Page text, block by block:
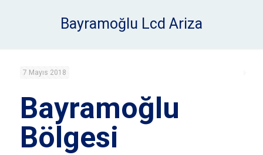
Bayramoğlu Lcd Ariza
7 Mayıs 2018
Bayramoğlu
Bölgesi